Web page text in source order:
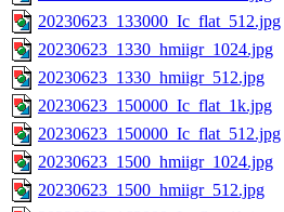
20230623_133000_Ic_flat_512.jpg
20230623_1330_hmiigr_1024.jpg
20230623_1330_hmiigr_512.jpg
20230623_150000_Ic_flat_1k.jpg
20230623_150000_Ic_flat_512.jpg
20230623_1500_hmiigr_1024.jpg
20230623_1500_hmiigr_512.jpg